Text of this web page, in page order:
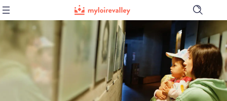
Ouvrir
la
de